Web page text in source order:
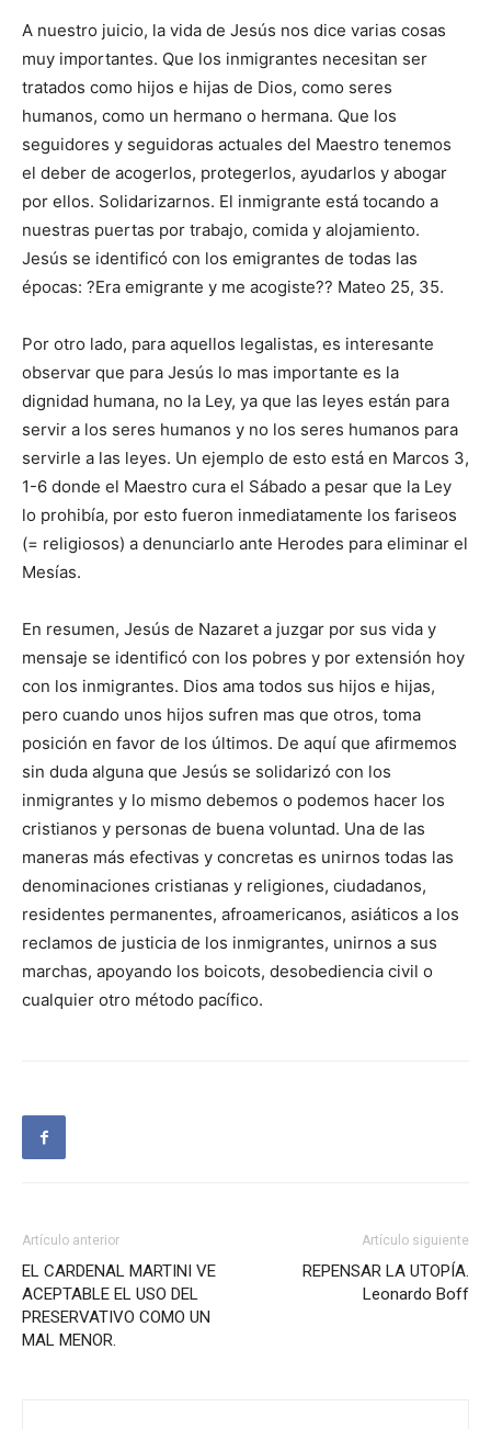
A nuestro juicio, la vida de Jesús nos dice varias cosas
muy importantes. Que los inmigrantes necesitan ser
tratados como hijos e hijas de Dios, como seres
humanos, como un hermano o hermana. Que los
seguidores y seguidoras actuales del Maestro tenemos
el deber de acogerlos, protegerlos, ayudarlos y abogar
por ellos. Solidarizarnos. El inmigrante está tocando a
nuestras puertas por trabajo, comida y alojamiento.
Jesús se identificó con los emigrantes de todas las
épocas: ?Era emigrante y me acogiste?? Mateo 25, 35.
Por otro lado, para aquellos legalistas, es interesante
observar que para Jesús lo mas importante es la
dignidad humana, no la Ley, ya que las leyes están para
servir a los seres humanos y no los seres humanos para
servirle a las leyes. Un ejemplo de esto está en Marcos 3,
1-6 donde el Maestro cura el Sábado a pesar que la Ley
lo prohibía, por esto fueron inmediatamente los fariseos
(= religiosos) a denunciarlo ante Herodes para eliminar el
Mesías.
En resumen, Jesús de Nazaret a juzgar por sus vida y
mensaje se identificó con los pobres y por extensión hoy
con los inmigrantes. Dios ama todos sus hijos e hijas,
pero cuando unos hijos sufren mas que otros, toma
posición en favor de los últimos. De aquí que afirmemos
sin duda alguna que Jesús se solidarizó con los
inmigrantes y lo mismo debemos o podemos hacer los
cristianos y personas de buena voluntad. Una de las
maneras más efectivas y concretas es unirnos todas las
denominaciones cristianas y religiones, ciudadanos,
residentes permanentes, afroamericanos, asiáticos a los
reclamos de justicia de los inmigrantes, unirnos a sus
marchas, apoyando los boicots, desobediencia civil o
cualquier otro método pacífico.
Artículo anterior
EL CARDENAL MARTINI VE
ACEPTABLE EL USO DEL
PRESERVATIVO COMO UN
MAL MENOR.
Artículo siguiente
REPENSAR LA UTOPÍA.
Leonardo Boff